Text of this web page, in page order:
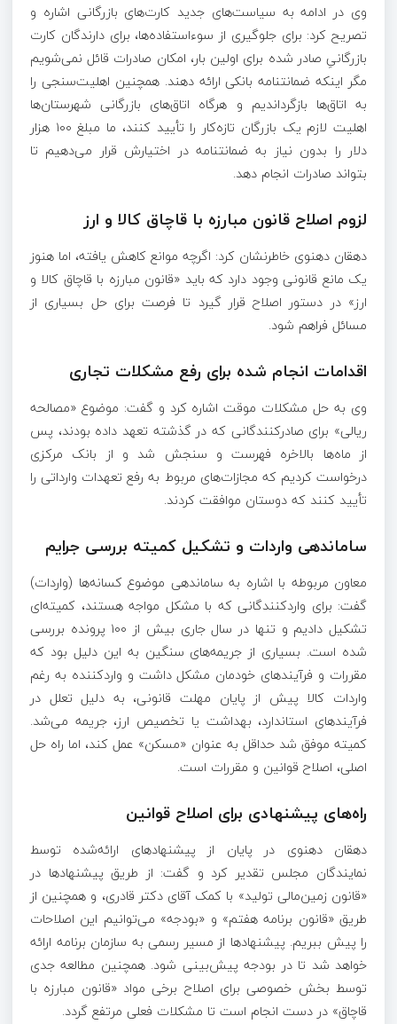
وی در ادامه به سیاست‌های جدید کارت‌های بازرگانی اشاره و
تصریح کرد: برای جلوگیری از سوءاستفاده‌ها، برای دارندگان کارت
بازرگانیِ صادر شده برای اولین بار، امکان صادرات قائل نمی‌شویم
مگر اینکه ضمانتنامه بانکی ارائه دهند. همچنین اهلیت‌سنجی را
به اتاق‌ها بازگرداندیم و هرگاه اتاق‌های بازرگانی شهرستان‌ها
اهلیت لازم یک بازرگان تازه‌کار را تأیید کنند، ما مبلغ ۱۰۰ هزار
دلار را بدون نیاز به ضمانتنامه در اختیارش قرار می‌دهیم تا
بتواند صادرات انجام دهد.
لزوم اصلاح قانون مبارزه با قاچاق کالا و ارز
دهقان دهنوی خاطرنشان کرد: اگرچه موانع کاهش یافته، اما هنوز
یک مانع قانونی وجود دارد که باید «قانون مبارزه با قاچاق کالا و
ارز» در دستور اصلاح قرار گیرد تا فرصت برای حل بسیاری از
مسائل فراهم شود.
اقدامات انجام شده برای رفع مشکلات تجاری
وی به حل مشکلات موقت اشاره کرد و گفت: موضوع «مصالحه
ریالی» برای صادرکنندگانی که در گذشته تعهد داده بودند، پس
از ماه‌ها بالاخره فهرست و سنجش شد و از بانک مرکزی
درخواست کردیم که مجازات‌های مربوط به رفع تعهدات وارداتی را
تأیید کنند که دوستان موافقت کردند.
ساماندهی واردات و تشکیل کمیته بررسی جرایم
معاون مربوطه با اشاره به ساماندهی موضوع کسانه‌ها (واردات)
گفت: برای واردکنندگانی که با مشکل مواجه هستند، کمیته‌ای
تشکیل دادیم و تنها در سال جاری بیش از ۱۰۰ پرونده بررسی
شده است. بسیاری از جریمه‌های سنگین به این دلیل بود که
مقررات و فرآیند‌های خودمان مشکل داشت و واردکننده به رغم
واردات کالا پیش از پایان مهلت قانونی، به دلیل تعلل در
فرآیند‌های استاندارد، بهداشت یا تخصیص ارز، جریمه می‌شد.
کمیته موفق شد حداقل به عنوان «مسکن» عمل کند، اما راه حل
اصلی، اصلاح قوانین و مقررات است.
راه‌های پیشنهادی برای اصلاح قوانین
دهقان دهنوی در پایان از پیشنهاد‌های ارائه‌شده توسط
نمایندگان مجلس تقدیر کرد و گفت: از طریق پیشنهاد‌ها در
«قانون زمین‌مالی تولید» با کمک آقای دکتر قادری، و همچنین از
طریق «قانون برنامه هفتم» و «بودجه» می‌توانیم این اصلاحات
را پیش ببریم. پیشنهاد‌ها از مسیر رسمی به سازمان برنامه ارائه
خواهد شد تا در بودجه پیش‌بینی شود. همچنین مطالعه جدی
توسط بخش خصوصی برای اصلاح برخی مواد «قانون مبارزه با
قاچاق» در دست انجام است تا مشکلات فعلی مرتفع گردد.